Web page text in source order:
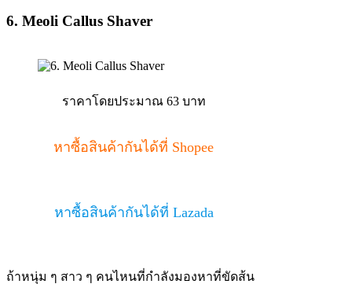
6. Meoli Callus Shaver
ราคาโดยประมาณ 63 บาท
หาซื้อสินค้ากันได้ที่ Shopee
หาซื้อสินค้ากันได้ที่ Lazada
ถ้าหนุ่ม ๆ สาว ๆ คนไหนที่กำลังมองหาที่ขัดส้น